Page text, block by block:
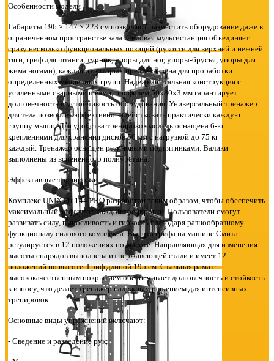
Особенности модели
Габариты 196 × 147 × 223 см позволяют разместить оборудование даже в
ограниченном пространстве зала. Силовая мультистанция объединяет
сразу несколько функциональных позиций (рукояти для верхней и нежней
тяги, гриф для штанги, турник, упоры для ног, упоры-брусья, упоры для
жима ногами), каждая из которых предназначена для проработки
определенных мышечных групп. Надежная стальная конструкция с
усиленными сварными швами, профилем 50х80х3 мм гарантирует
долговечность и устойчивость оборудования. Универсальный тренажер
для тела позволяет эффективно задействовать практически каждую
группу мышц. Для удобства тренировок модель оснащена 6-ю
креплениями для хранения дисков 50 мм с нагрузкой до 75 кг
каждый. Тренажер оснащен резиновыми подпятниками. Валики
выполнены из вспененного полиуретана.
Эффективные тренировки
Комплекс UNIX Fit 144 PRO разработан таким образом, чтобы обеспечить
максимальный эффект от каждой тренировки. Пользователи смогут
развивать силу, выносливость и гибкость благодаря разнообразному
функционалу силового комплекса. Высота грифа на машине Смита
регулируется в 12 положениях по высоте. Направляющая для изменения
высоты снарядов выполнена из нержавеющей стали и имеет 12
положений по высоте. Гриф длиной 195 см. Стальная рама с
высококачественным покрытием обеспечивает долговечность и стойкость
к износу, что делает тренажер надежным решением для интенсивных
тренировок.
Основные виды упражнений включают:
- Сведение и разведение рук;